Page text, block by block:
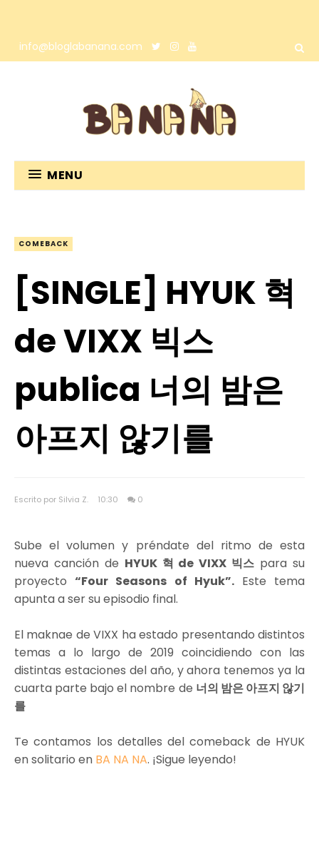
info@bloglabanana.com
MENU
COMEBACK
[SINGLE] HYUK 혁
de VIXX 빅스
publica 너의 밤은
아프지 않기를
Escrito por Silvia Z. 10:30 0
Sube el volumen y préndate del ritmo de esta
nueva canción de HYUK 혁 de VIXX 빅스 para su
proyecto “Four Seasons of Hyuk”. Este tema
apunta a ser su episodio final.
El maknae de VIXX ha estado presentando distintos
temas a lo largo de 2019 coincidiendo con las
distintas estaciones del año, yahora tenemos ya la
cuarta parte bajo el nombre de 너의 밤은 아프지 않기
를
Te contamos los detalles del comeback de HYUK
en solitario en BA NA NA. ¡Sigue leyendo!